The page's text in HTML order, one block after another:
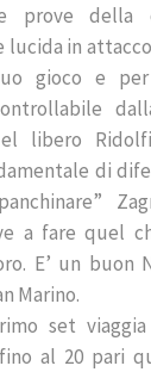
prove della
lucida in
gioco e
libero
di
a fare quel
E’ un buon
Marino.
set
al 20 pari